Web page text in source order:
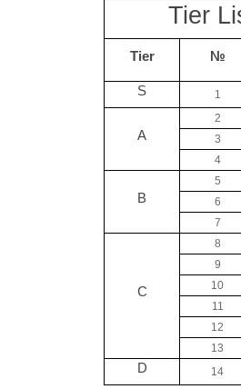
Tier
Tier №
S
1
A
2
3
4
B
5
6
7
C
8
9
10
11
12
13
D 14